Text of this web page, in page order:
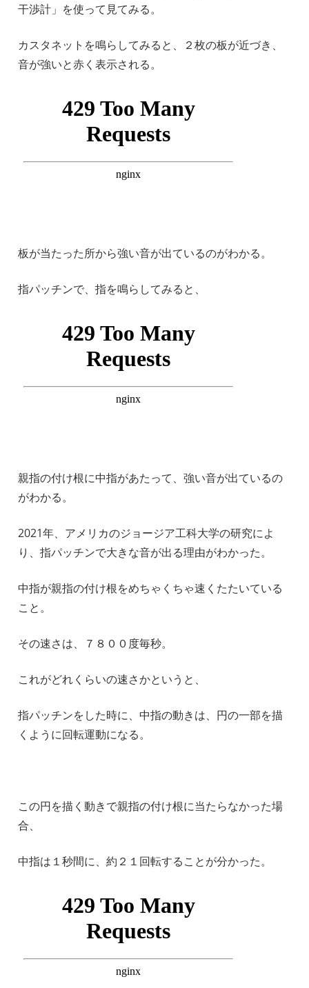
干渉計」を使って見てみる。
カスタネットを鳴らしてみると、２枚の板が近づき、
音が強いと赤く表示される。
板が当たった所から強い音が出ているのがわかる。
指パッチンで、指を鳴らしてみると、
親指の付け根に中指があたって、強い音が出ているの
がわかる。
2021年、アメリカのジョージア工科大学の研究によ
り、指パッチンで大きな音が出る理由がわかった。
中指が親指の付け根をめちゃくちゃ速くたたいている
こと。
その速さは、７８００度毎秒。
これがどれくらいの速さかというと、
指パッチンをした時に、中指の動きは、円の一部を描
くように回転運動になる。
この円を描く動きで親指の付け根に当たらなかった場
合、
中指は１秒間に、約２１回転することが分かった。